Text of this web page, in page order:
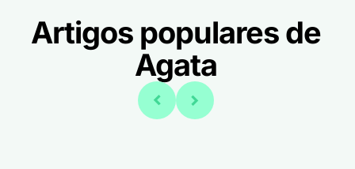
Artigos populares de
Agata